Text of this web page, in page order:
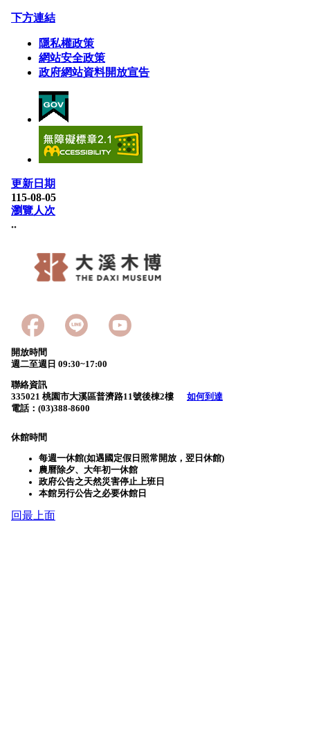
下方連結
隱私權政策
網站安全政策
政府網站資料開放宣告
更新日期
115-08-05
瀏覽人次
..
開放時間
週二至週日 09:30~17:00
聯絡資訊
335021 桃園市大溪區普濟路11號後棟2樓
如何到達
電話：(03)388-8600
休館時間
每週一休館(如遇國定假日照常開放，翌日休館)
農曆除夕、大年初一休館
政府公告之天然災害停止上班日
本館另行公告之必要休館日
回最上面